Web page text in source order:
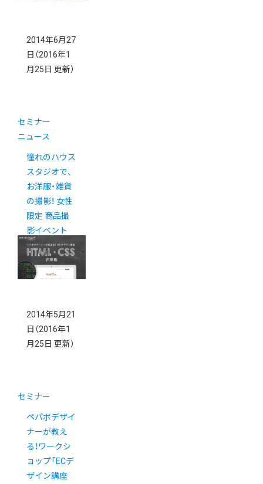
2014年6月27
日 （2016年1
月25日 更新）
セミナー
ニュース
憧れのハウス
スタジオで、
お洋服・雑貨
の撮影！ 女性
限定 商品撮
影イベント
2014年5月21
日 （2016年1
月25日 更新）
セミナー
ペパボデザイ
ナーが教え
る！ワークシ
ョップ「ECデ
ザイン講座